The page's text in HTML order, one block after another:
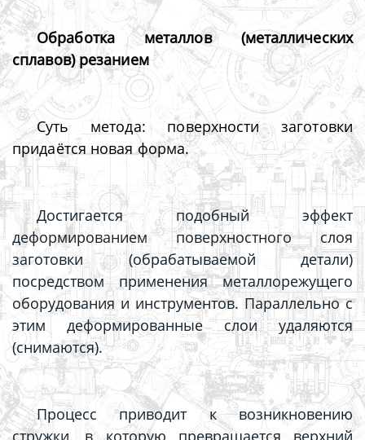
Обработка металлов (металлических
сплавов) резанием
Суть метода: поверхности заготовки
придаётся новая форма.
Достигается подобный эффект
деформированием поверхностного слоя
заготовки (обрабатываемой детали)
посредством применения металлорежущего
оборудования и инструментов. Параллельно с
этим деформированные слои удаляются
(снимаются).
Процесс приводит к возникновению
стружки, в которую превращается верхний